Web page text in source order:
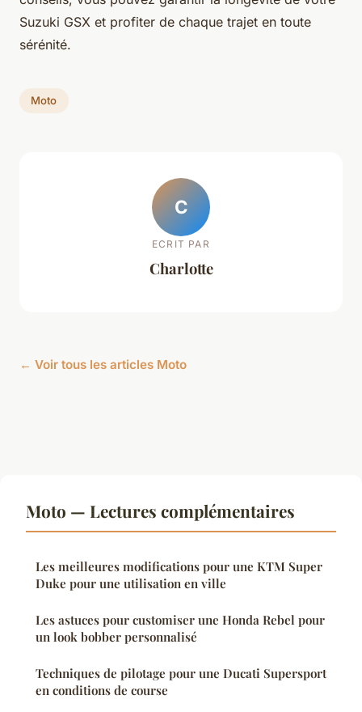
Suzuki GSX et profiter de chaque trajet en toute
sérénité.
Moto
C
ECRIT PAR
Charlotte
← Voir tous les articles Moto
Moto — Lectures complémentaires
Les meilleures modifications pour une KTM Super
Duke pour une utilisation en ville
Les astuces pour customiser une Honda Rebel pour
un look bobber personnalisé
Techniques de pilotage pour une Ducati Supersport
en conditions de course